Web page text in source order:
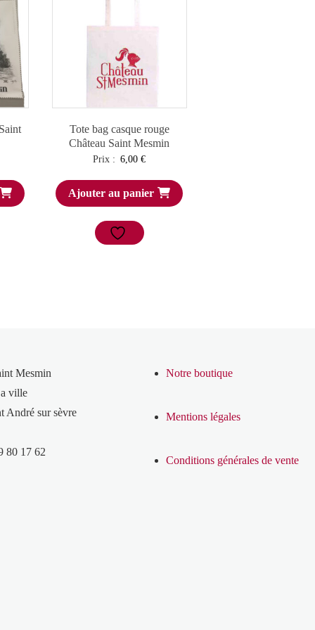
Tote bag casque rouge
Château Saint Mesmin
Prix : 6,00€
Ajouter au panier
Mesmin
ville
André sur sèvre
80 17 62
Notre boutique
Mentions légales
Conditions générales de vente